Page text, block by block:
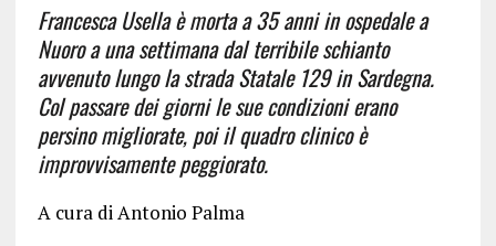
Francesca Usella è morta a 35 anni in ospedale a
Nuoro a una settimana dal terribile schianto
avvenuto lungo la strada Statale 129 in Sardegna.
Col passare dei giorni le sue condizioni erano
persino migliorate, poi il quadro clinico è
improvvisamente peggiorato.
A cura di Antonio Palma